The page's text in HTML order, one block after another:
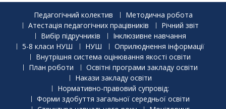
Педагогічний колектив
Методична робота
Атестація педагогічних працівників
Річний звіт
Вибір підручників
Інклюзивне навчання
5-8 класи НУШ
НУШ
Оприлюднення інформації
Внутрішня система оцінювання якості освіти
План роботи
Освітні програми закладу освіти
Накази закладу освіти
Нормативно-правовий супровід:
Форми здобуття загальної середньої освіти